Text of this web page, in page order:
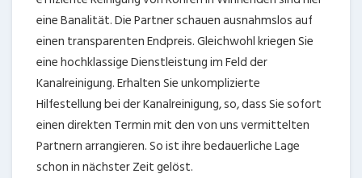
eine Banalität. Die Partner schauen ausnahmslos auf
einen transparenten Endpreis. Gleichwohl kriegen Sie
eine hochklassige Dienstleistung im Feld der
Kanalreinigung. Erhalten Sie unkomplizierte
Hilfestellung bei der Kanalreinigung, so, dass Sie sofort
einen direkten Termin mit den von uns vermittelten
Partnern arrangieren. So ist ihre bedauerliche Lage
schon in nächster Zeit gelöst.